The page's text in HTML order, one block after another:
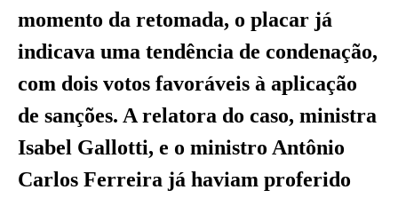
momento da retomada, o placar já
indicava uma tendência de condenação,
com dois votos favoráveis à aplicação
de sanções. A relatora do caso, ministra
Isabel Gallotti, e o ministro Antônio
Carlos Ferreira já haviam proferido